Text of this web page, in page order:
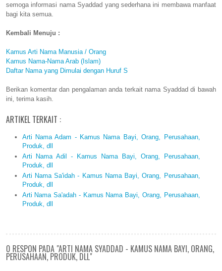
semoga informasi nama Syaddad yang sederhana ini membawa manfaat
bagi kita semua.
Kembali Menuju :
Kamus Arti Nama Manusia / Orang
Kamus Nama-Nama Arab (Islam)
Daftar Nama yang Dimulai dengan Huruf S
Berikan komentar dan pengalaman anda terkait nama Syaddad di bawah
ini, terima kasih.
ARTIKEL TERKAIT :
Arti Nama Adam - Kamus Nama Bayi, Orang, Perusahaan,
Produk, dll
Arti Nama Adil - Kamus Nama Bayi, Orang, Perusahaan,
Produk, dll
Arti Nama Sa'idah - Kamus Nama Bayi, Orang, Perusahaan,
Produk, dll
Arti Nama Sa'adah - Kamus Nama Bayi, Orang, Perusahaan,
Produk, dll
0 RESPON PADA "ARTI NAMA SYADDAD - KAMUS NAMA BAYI, ORANG,
PERUSAHAAN, PRODUK, DLL"